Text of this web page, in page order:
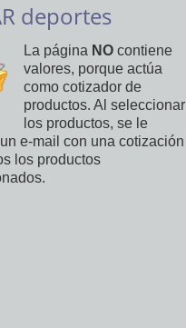
deportes
La página NO contiene
valores, porque actúa
como cotizador de
productos. Al seleccionar
los productos, se le
e-mail con una cotización
los productos